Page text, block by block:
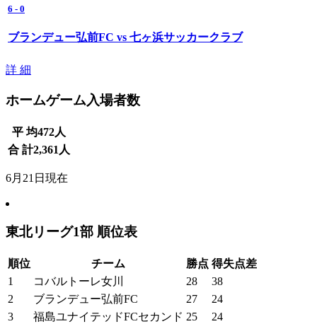
6 - 0
ブランデュー弘前FC vs 七ヶ浜サッカークラブ
詳 細
ホームゲーム入場者数
平 均472人
合 計2,361 人
6月21日現在
東北リーグ1部 順位表
順位 チーム 勝点 得失点差
1
コバルトーレ女川 28
38
2
ブランデュー弘前FC 27
24
3
福島ユナイテッドFCセカンド 25
24